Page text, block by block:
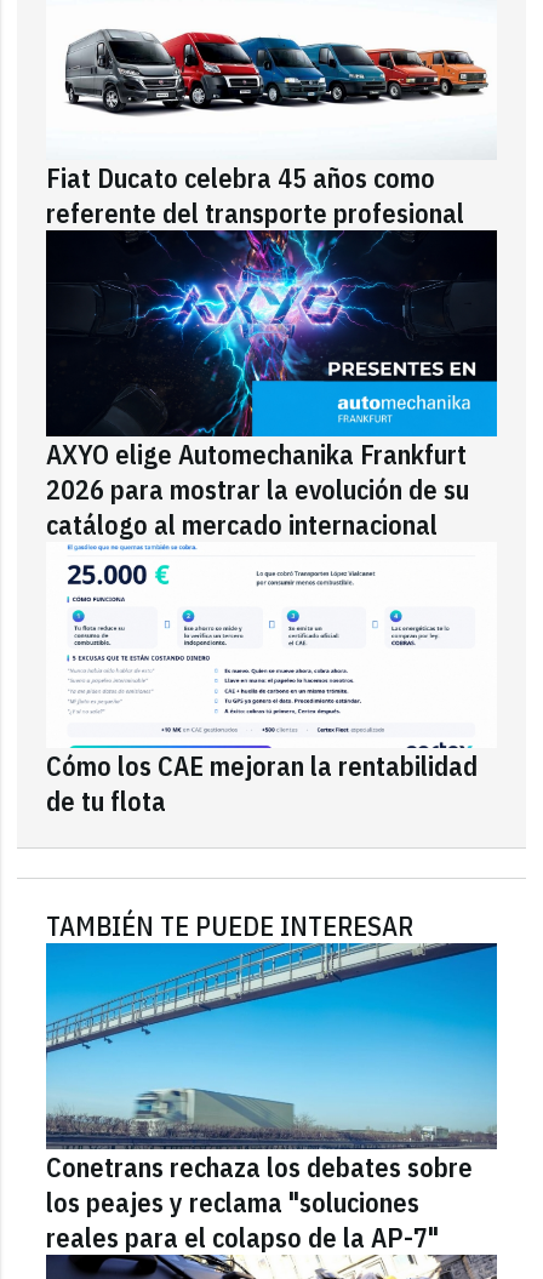
Fiat Ducato celebra 45 años como
referente del transporte profesional
AXYO elige Automechanika Frankfurt
2026 para mostrar la evolución de su
catálogo al mercado internacional
Cómo los CAE mejoran la rentabilidad
de tu flota
TAMBIÉN TE PUEDE INTERESAR
Conetrans rechaza los debates sobre
los peajes y reclama "soluciones
reales para el colapso de la AP-7"